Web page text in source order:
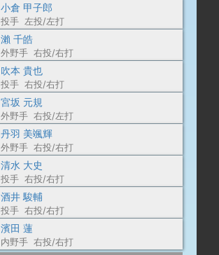
小倉 甲子郎
投手 左投/左打
瀨 千皓
外野手 右投/右打
吹本 貴也
投手 右投/右打
宮坂 元規
外野手 右投/左打
丹羽 美颯輝
外野手 右投/右打
清水 大史
投手 右投/右打
酒井 駿輔
投手 右投/右打
濱田 蓮
内野手 右投/右打